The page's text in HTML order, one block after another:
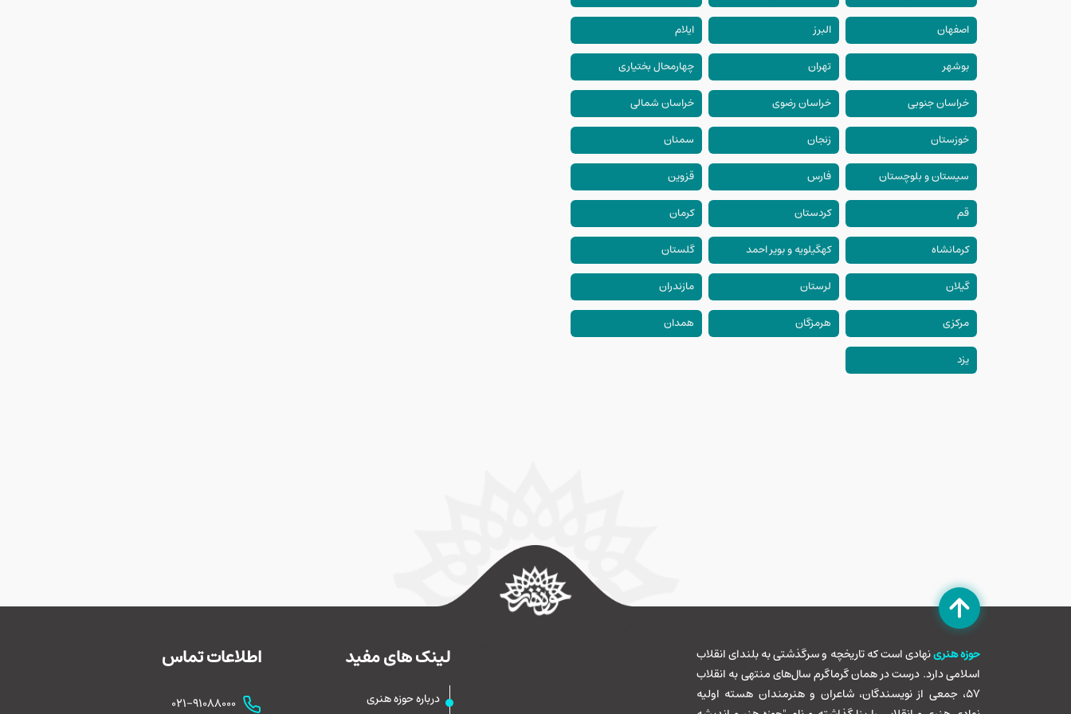
اصفهان
البرز
ایلام
بوشهر
تهران
چهارمحال بختیاری
خراسان جنوبی
خراسان رضوی
خراسان شمالی
خوزستان
زنجان
سمنان
سیستان و بلوچستان
فارس
قزوین
قم
کردستان
کرمان
کرمانشاه
کهگیلویه و بویر احمد
گلستان
گیلان
لرستان
مازندران
مرکزی
هرمزگان
همدان
یزد
حوزه هنرینهادی است که تاریخچه و سرگذشتی به بلندای انقلاب
اسلامی دارد. درست در همان گرماگرم سال‌های منتهی به انقلاب
57، جمعی از نویسندگان، شاعران و هنرمندان هسته اولیه
لینک های مفید
درباره حوزه هنری
اطلاعات تماس
021-91088000